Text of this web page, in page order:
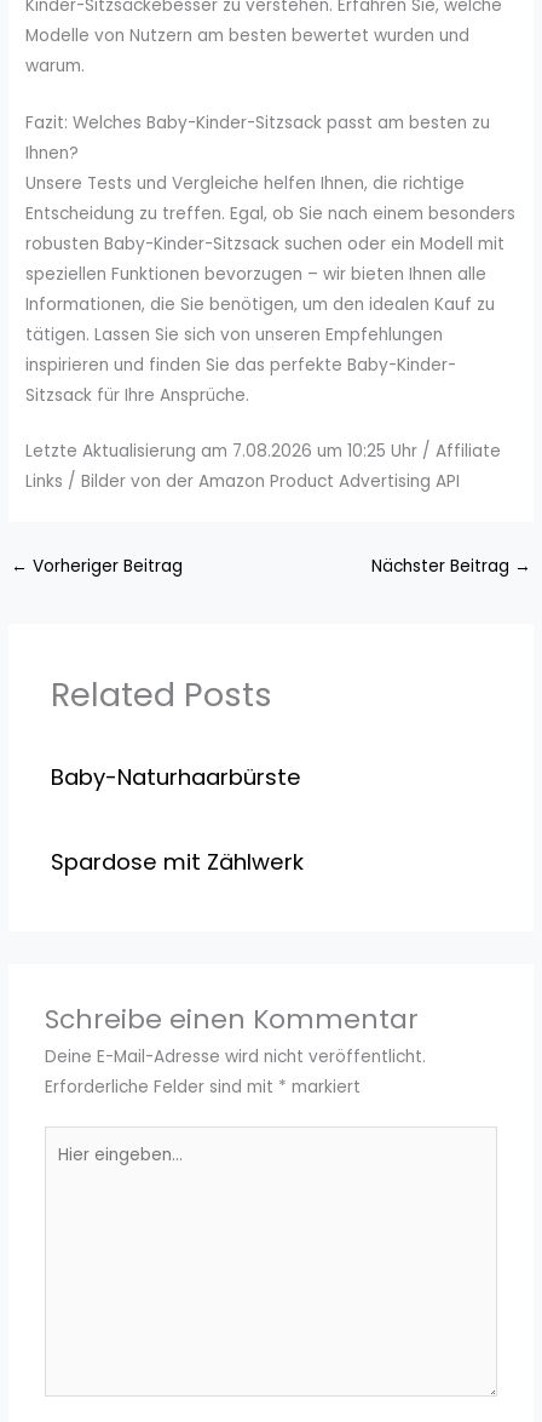
Kinder-Sitzsäckebesser zu verstehen. Erfahren Sie, welche
Modelle von Nutzern am besten bewertet wurden und
warum.
Fazit: Welches Baby-Kinder-Sitzsack passt am besten zu
Ihnen?
Unsere Tests und Vergleiche helfen Ihnen, die richtige
Entscheidung zu treffen. Egal, ob Sie nach einem besonders
robusten Baby-Kinder-Sitzsack suchen oder ein Modell mit
speziellen Funktionen bevorzugen – wir bieten Ihnen alle
Informationen, die Sie benötigen, um den idealen Kauf zu
tätigen. Lassen Sie sich von unseren Empfehlungen
inspirieren und finden Sie das perfekte Baby-Kinder-
Sitzsack für Ihre Ansprüche.
Letzte Aktualisierung am 7.08.2026 um 10:25 Uhr / Affiliate
Links / Bilder von der Amazon Product Advertising API
← Vorheriger Beitrag Nächster Beitrag →
Related Posts
Baby-Naturhaarbürste
Spardose mit Zählwerk
Schreibe einen Kommentar
Deine E-Mail-Adresse wird nicht veröffentlicht.
Erforderliche Felder sind mit * markiert
eingeben…